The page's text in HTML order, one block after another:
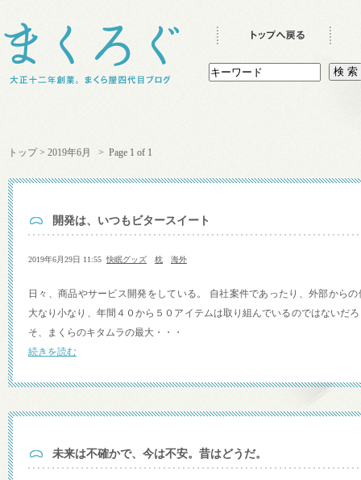
トップ> 2019年6月 > Page 1 of 1
開発は、いつもビタースイート
2019年6月29日 11:55 快眠グッズ 枕 海外
日々、商品やサービス開発をしている。 自社案件であったり、外部から
大なり小なり、年間４０から５０アイテムは取り組んでいるのではないだ
そ、まくらのキタムラの最大・・・
続きを読む
未来は不確かで、今は不安。昔はどうだ。